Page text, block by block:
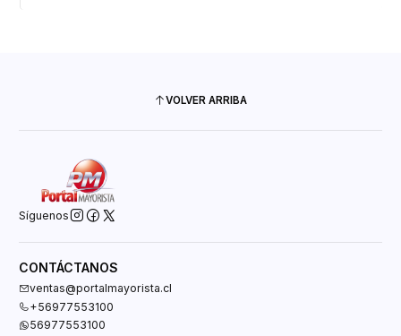
VOLVER ARRIBA
Síguenos
CONTÁCTANOS
ventas@portalmayorista.cl
+56977553100
56977553100